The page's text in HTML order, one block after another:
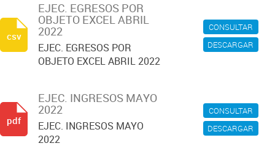
CONSULTAR
DESCARGAR
EJEC. EGRESOS POR
OBJETO EXCEL ABRIL
2022
EJEC. EGRESOS POR
OBJETO EXCEL ABRIL 2022
csv
CONSULTAR
DESCARGAR
EJEC. INGRESOS MAYO
2022
EJEC. INGRESOS MAYO
2022
pdf